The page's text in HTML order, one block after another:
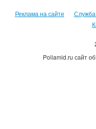
Реклама на сайте
Poliamid.ru сайт